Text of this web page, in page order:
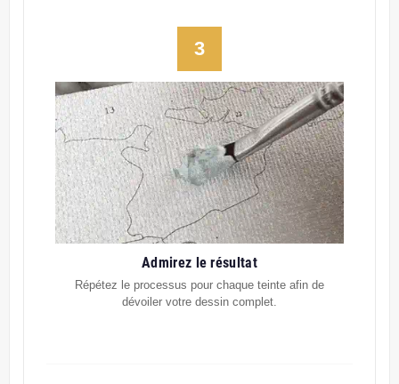
3
Admirez le résultat
Répétez le processus pour chaque teinte afin de
dévoiler votre dessin complet.